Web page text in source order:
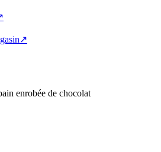
enrobée de chocolat